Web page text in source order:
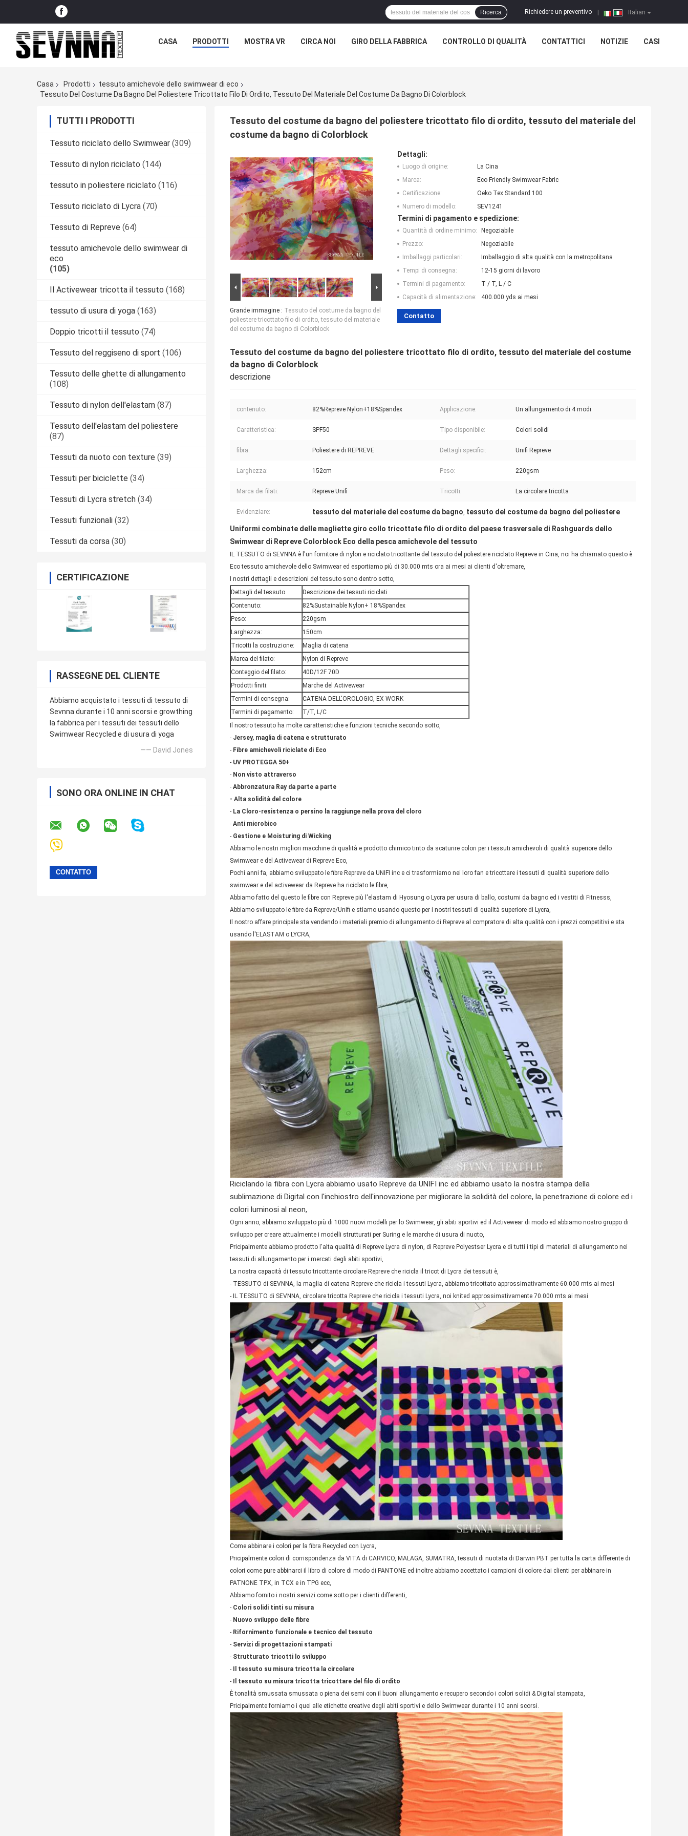
Italian
Richiedere un preventivo
Ricerca
CASA PRODOTTI MOSTRA VR CIRCA NOI GIRO DELLA FABBRICA CONTROLLO DI QUALITÀ CONTATTICI NOTIZIE CASI
Casa Prodotti
tessuto amichevole dello swimwear di eco
Tessuto Del Costume Da Bagno Del Poliestere Tricottato Filo Di Ordito, Tessuto Del Materiale Del Costume Da Bagno Di Colorblock
TUTTI I PRODOTTI
Tessuto riciclato dello Swimwear (309)
Tessuto di nylon riciclato (144)
tessuto in poliestere riciclato (116)
Tessuto riciclato di Lycra (70)
Tessuto di Repreve (64)
tessuto amichevole dello swimwear di
eco
(105)
Il Activewear tricotta il tessuto (168)
tessuto di usura di yoga (163)
Doppio tricotti il tessuto (74)
Tessuto del reggiseno di sport (106)
Tessuto delle ghette di allungamento
(108)
Tessuto di nylon dell'elastam (87)
Tessuto dell'elastam del poliestere
(87)
Tessuti da nuoto con texture (39)
Tessuti per biciclette (34)
Tessuti di Lycra stretch (34)
Tessuti funzionali (32)
Tessuti da corsa (30)
CERTIFICAZIONE
RASSEGNE DEL CLIENTE
Abbiamo acquistato i tessuti di tessuto di
Sevnna durante i 10 anni scorsi e growthing
la fabbrica per i tessuti dei tessuti dello
Swimwear Recycled e di usura di yoga
—— David Jones
SONO ORA ONLINE IN CHAT
Tessuto del costume da bagno del poliestere tricottato filo di ordito, tessuto del materiale del
costume da bagno di Colorblock
Grande immagine : Tessuto del costume da bagno del
poliestere tricottato filo di ordito, tessuto del materiale
del costume da bagno di Colorblock
Dettagli:
Luogo di origine:
La Cina
Marca:
Eco Friendly Swimwear Fabric
Certificazione:
Oeko Tex Standard 100
Numero di modello:
SEV1241
Termini di pagamento e spedizione:
Quantità di ordine minimo:
Negoziabile
Prezzo:
Negoziabile
Imballaggi particolari:
Imballaggio di alta qualità con la metropolitana
Tempi di consegna:
12-15 giorni di lavoro
Termini di pagamento:
T / T, L / C
Capacità di alimentazione:
400.000 yds ai mesi
Contatto
Tessuto del costume da bagno del poliestere tricottato filo di ordito, tessuto del materiale del costume
da bagno di Colorblock
descrizione
contenuto: 82%Repreve Nylon+18%Spandex Applicazione: Un allungamento di 4 modi
Caratteristica: SPF50 Tipo disponibile: Colori solidi
fibra: Poliestere di REPREVE Dettagli specifici: Unifi Repreve
Larghezza: 152cm Peso: 220gsm
Marca dei filati: Repreve Unifi Tricotti: La circolare tricotta
Evidenziare: tessuto del materiale del costume da bagno tessuto del costume da bagno del poliestere
Uniformi combinate delle magliette giro collo tricottate filo di ordito del paese trasversale di Rashguards dello
Swimwear di Repreve Colorblock Eco della pesca amichevole del tessuto
IL TESSUTO di SEVNNA è l'un fornitore di nylon e riciclato tricottante del tessuto del poliestere riciclato Repreve in Cina, noi ha chiamato questo è
Eco tessuto amichevole dello Swimwear ed esportiamo più di 30.000 mts ora ai mesi ai clienti d'oltremare,
I nostri dettagli e descrizioni del tessuto sono dentro sotto,
Dettagli del tessuto
Descrizione dei tessuti riciclati
Contenuto:
82%Sustainable Nylon+ 18%Spandex
Peso:
220gsm
Larghezza:
150cm
Tricotti la costruzione:
Maglia di catena
Marca del filato:
Nylon di Repreve
Conteggio del filato:
40D/12F 70D
Prodotti finiti:
Marche del Activewear
Termini di consegna:
CATENA DELL'OROLOGIO, EX-WORK
Termini di pagamento:
T/T, L/C
Il nostro tessuto ha molte caratteristiche e funzioni tecniche secondo sotto,
- Jersey, maglia di catena e strutturato
- Fibre amichevoli riciclate di Eco
- UV PROTEGGA 50+
- Non visto attraverso
- Abbronzatura Ray da parte a parte
- Alta solidità del colore
- La Cloro-resistenza o persino la raggiunge nella prova del cloro
- Anti microbico
- Gestione e Moisturing di Wicking
Abbiamo le nostri migliori macchine di qualità e prodotto chimico tinto da scaturire colori per i tessuti amichevoli di qualità superiore dello
Swimwear e del Activewear di Repreve Eco,
Pochi anni fa, abbiamo sviluppato le fibre Repreve da UNIFI inc e ci trasformiamo nei loro fan e tricottare i tessuti di qualità superiore dello
swimwear e del activewear da Repreve ha riciclato le fibre,
Abbiamo fatto del questo le fibre con Repreve più l'elastam di Hyosung o Lycra per usura di ballo, costumi da bagno ed i vestiti di Fitnesss,
Abbiamo sviluppato le fibre da Repreve/Unifi e stiamo usando questo per i nostri tessuti di qualità superiore di Lycra,
Il nostro affare principale sta vendendo i materiali premio di allungamento di Repreve al compratore di alta qualità con i prezzi competitivi e sta
usando l'ELASTAM o LYCRA,
Riciclando la fibra con Lycra abbiamo usato Repreve da UNIFI inc ed abbiamo usato la nostra stampa della
sublimazione di Digital con l'inchiostro dell'innovazione per migliorare la solidità del colore, la penetrazione di colore ed i
colori luminosi al neon,
Ogni anno, abbiamo sviluppato più di 1000 nuovi modelli per lo Swimwear, gli abiti sportivi ed il Activewear di modo ed abbiamo nostro gruppo di
sviluppo per creare attualmente i modelli strutturati per Suring e le marche di usura di nuoto,
Pricipalmente abbiamo prodotto l'alta qualità di Repreve Lycra di nylon, di Repreve Polyestser Lycra e di tutti i tipi di materiali di allungamento nei
tessuti di allungamento per i mercati degli abiti sportivi,
La nostra capacità di tessuto tricottante circolare Repreve che ricicla il tricot di Lycra dei tessuti è,
- TESSUTO di SEVNNA, la maglia di catena Repreve che ricicla i tessuti Lycra, abbiamo tricottato approssimativamente 60.000 mts ai mesi
- IL TESSUTO di SEVNNA, circolare tricotta Repreve che ricicla i tessuti Lycra, noi knited approssimativamente 70.000 mts ai mesi
Come abbinare i colori per la fibra Recycled con Lycra,
Pricipalmente colori di corrispondenza da VITA di CARVICO, MALAGA, SUMATRA, tessuti di nuotata di Darwin PBT per tutta la carta differente di
colori come pure abbinarci il libro di colore di modo di PANTONE ed inoltre abbiamo accettato i campioni di colore dai clienti per abbinare in
PATNONE TPX, in TCX e in TPG ecc,
Abbiamo fornito i nostri servizi come sotto per i clienti differenti,
- Colori solidi tinti su misura
- Nuovo sviluppo delle fibre
- Rifornimento funzionale e tecnico del tessuto
- Servizi di progettazioni stampati
- Strutturato tricotti lo sviluppo
- Il tessuto su misura tricotta la circolare
- Il tessuto su misura tricotta tricottare del filo di ordito
È tonalità smussata smussata o piena dei semi con il buoni allungamento e recupero secondo i colori solidi & Digital stampata,
Pricipalmente forniamo i quei alle etichette creative degli abiti sportivi e dello Swimwear durante i 10 anni scorsi.